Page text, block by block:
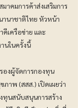
าคมการค้าส่งเสริมการ
านาชาติไทย หัวหน้า
คีเครือข่าย และ
นในครั้งนี้
องผู้จัดการกองทุน
ภาพ (สสส.) เปิดเผยว่า
ทุนสนับสนุนการสร้าง